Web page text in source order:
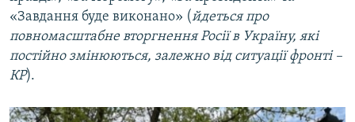
«Завдання буде виконано» (йдеться про
повномасштабне вторгнення Росії в Україну, які
постійно змінюються, залежно від ситуації фронті –
КР).